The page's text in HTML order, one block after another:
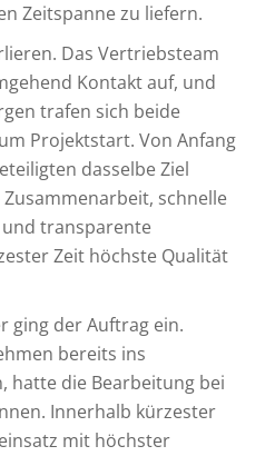
Zeitspanne zu liefern.
Das Vertriebsteam
Kontakt auf, und
trafen sich beide
Projektstart. Von Anfang
dasselbe Ziel
schnelle
transparente
Zeit höchste Qualität
ging der Auftrag ein.
bereits ins
hatte die Bearbeitung bei
Innerhalb kürzester
mit höchster